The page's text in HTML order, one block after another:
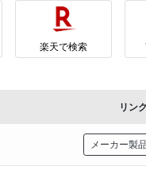
楽天で検索
リンク
メーカー製